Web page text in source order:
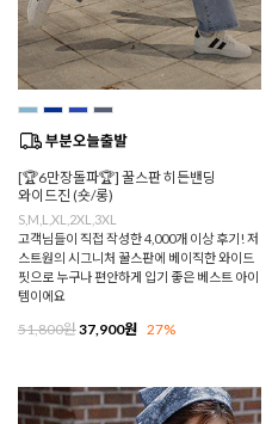
[🏆6만장돌파🏆] 꿀스판 히든밴딩
와이드진 (숏/롱)
S,M,L,XL,2XL,3XL
고객님들이 직접 작성한 4,000개 이상 후기! 저
스트원의 시그니처 꿀스판에 베이직한 와이드
핏으로 누구나 편안하게 입기 좋은 베스트 아이
템이에요
51,800원37,900원 27%